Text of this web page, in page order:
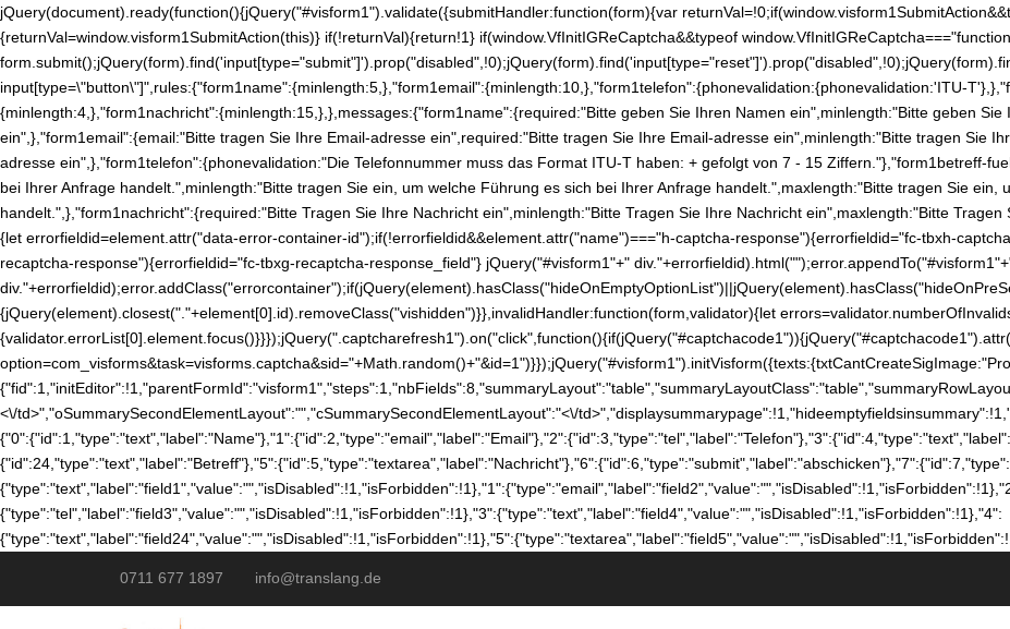
jQuery(document).ready(function(){jQuery("#visform1").validate({submitHandler:function(form){var
{returnVal=window.visform1SubmitAction(this)} if(!returnVal){return!1} if(window.VfInitIGReCaptcha&&typeof
input[type=\"button\"]",rules:{"form1name":{minlength:5,},"form1email":{minlength:10,},"form1telefon":{phonevalidation:{phonevalidation:'ITU-
{minlength:4,},"form1nachricht":{minlength:15,},},messages:{"form1name":{required:"Bitte geben Sie Ihren Namen ein",minlength:"Bitte geben
ein",},"form1email":{email:"Bitte tragen Sie Ihre Email-adresse ein",required:"Bitte tragen Sie Ihre Email-adresse ein",minlength:"Bitte tragen Sie
adresse ein",},"form1telefon":{phonevalidation:"Die Telefonnummer muss das Format ITU-T haben: + gefolgt von 7 - 15 Ziffern."},"form1betreff-
bei Ihrer Anfrage handelt.",minlength:"Bitte tragen Sie ein, um welche Führung es sich bei Ihrer Anfrage handelt.",maxlength:"Bitte tragen Sie ein,
handelt.",},"form1nachricht":{required:"Bitte Tragen Sie Ihre Nachricht ein",minlength:"Bitte Tragen Sie Ihre Nachricht ein",maxlength:"Bitte
{let errorfieldid=element.attr("data-error-container-id");if(!errorfieldid&&element.attr("name")==="h-captcha-response"){errorfieldid="fc-tbxh-
recaptcha-response"){errorfieldid="fc-tbxg-recaptcha-response_field"} jQuery("#visform1"+"
{jQuery(element).closest("."+element[0].id).removeClass("vishidden")}},invalidHandler:function(form,validator){let
<\/td>","oSummarySecondElementLayout":"","cSummarySecondElementLayout":"<\/
{"type":"tel","label":"field3","value":"","isDisabled":!1,"isForbidden":!1},"3":{"type":"text","label":"field4","value":"","isDisabled":!1,"isForbidden":!1},"4":
0711 677 1897 info@translang.de